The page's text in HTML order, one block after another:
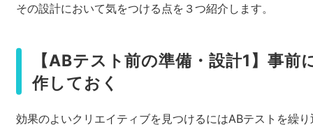
その設計において気をつける点を３つ紹介します。
【ABテスト前の準備・設計1】事前
作しておく
効果のよいクリエイティブを見つけるにはABテストを繰